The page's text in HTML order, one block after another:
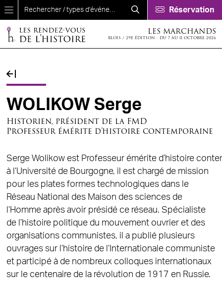
Aller au contenu principal
Réservation
LES MARCHANDS
BLOIS / 29E ÉDITION - DU 7 AU 11 OCTOBRE 2026
WOLIKOW Serge
Historien, président de la FMD
Professeur émérite d’histoire contemporaine
Serge Wolikow est Professeur émérite d’histoire
à l’Université de Bourgogne, il est chargé de mission
pour les plates formes technologiques dans le
Réseau National des Maison des sciences de
l’Homme après avoir présidé ce réseau. Spécialiste
de l’histoire politique du mouvement ouvrier et des
organisations communistes, il a publié plusieurs
ouvrages sur l’histoire de l’Internationale communiste
et participé à de nombreux colloques internationaux
sur le centenaire de la révolution de 1917 en Russie.